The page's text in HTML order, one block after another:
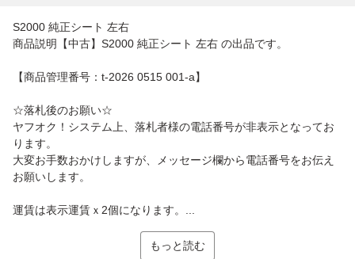
S2000 純正シート 左右
商品説明【中古】S2000 純正シート 左右 の出品です。
【商品管理番号：t-2026 0515 001-a】
☆落札後のお願い☆
ヤフオク！システム上、落札者様の電話番号が非表示となってお
ります。
大変お手数おかけしますが、メッセージ欄から電話番号をお伝え
お願いします。
運賃は表示運賃ｘ2個になります。...
もっと読む